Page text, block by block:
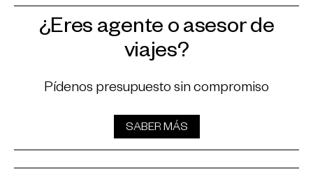
¿Eres agente o asesor de
viajes?
Pídenos presupuesto sin compromiso
SABER MÁS